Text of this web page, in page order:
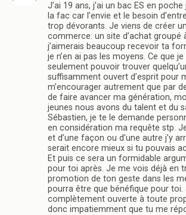
J’ai 19 ans, j’ai un bac ES en
la fac car l’envie et le besoin
trop dévorants. Je viens de créer
commerce: un site d’achat groupé
j’aimerais beaucoup recevoir ta
je n’en ai pas les moyens. Ce que
seulement pouvoir trouver
suffisamment ouvert d’esprit pour
m’encourager autrement que par
de faire avancer ma génération,
jeunes nous avons du talent et du
Sébastien, je te le demande
en considération ma requête stp.
et d’une façon ou d’une autre j’y
serait encore mieux si tu pouvais
Et puis ce sera un formidable
pour toi après. Je me vois déjà en
promotion de ton geste dans les
pourra être que bénéfique pour toi.
complètement ouverte à toute
donc impatiemment que tu me